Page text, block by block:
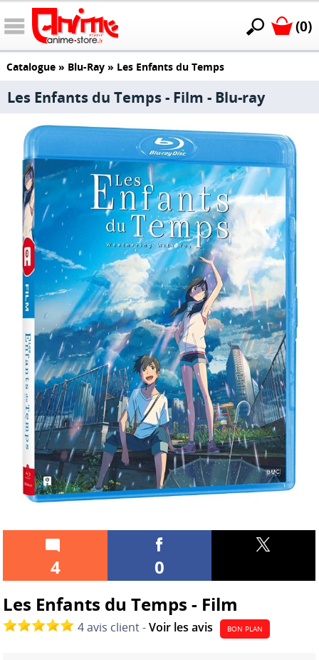
(0)
Catalogue» Blu-Ray» Les Enfants du Temps
Les Enfants du Temps - Film - Blu-ray
4
0
Les Enfants du Temps - Film
4 avis client -Voir les avis BON PLAN